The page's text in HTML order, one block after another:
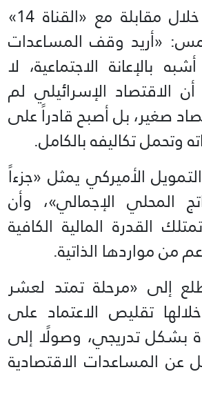
وقال نتنياهو، خلال مقابلة مع «القناة 14»
«أريد وقف المساعدات
بالإعانة الاجتماعية، لا
أن الاقتصاد الإسرائيلي لم
صغير، بل أصبح قادراً على
وتحمل تكاليفه بالكامل.
الأميركي يمثل «جزءاً
المحلي الإجمالي»، وأن
القدرة المالية الكافية
من مواردها الذاتية.
إلى «مرحلة تمتد لعشر
تقليص الاعتماد على
بشكل تدريجي، وصولًا إلى
عن المساعدات الاقتصادية